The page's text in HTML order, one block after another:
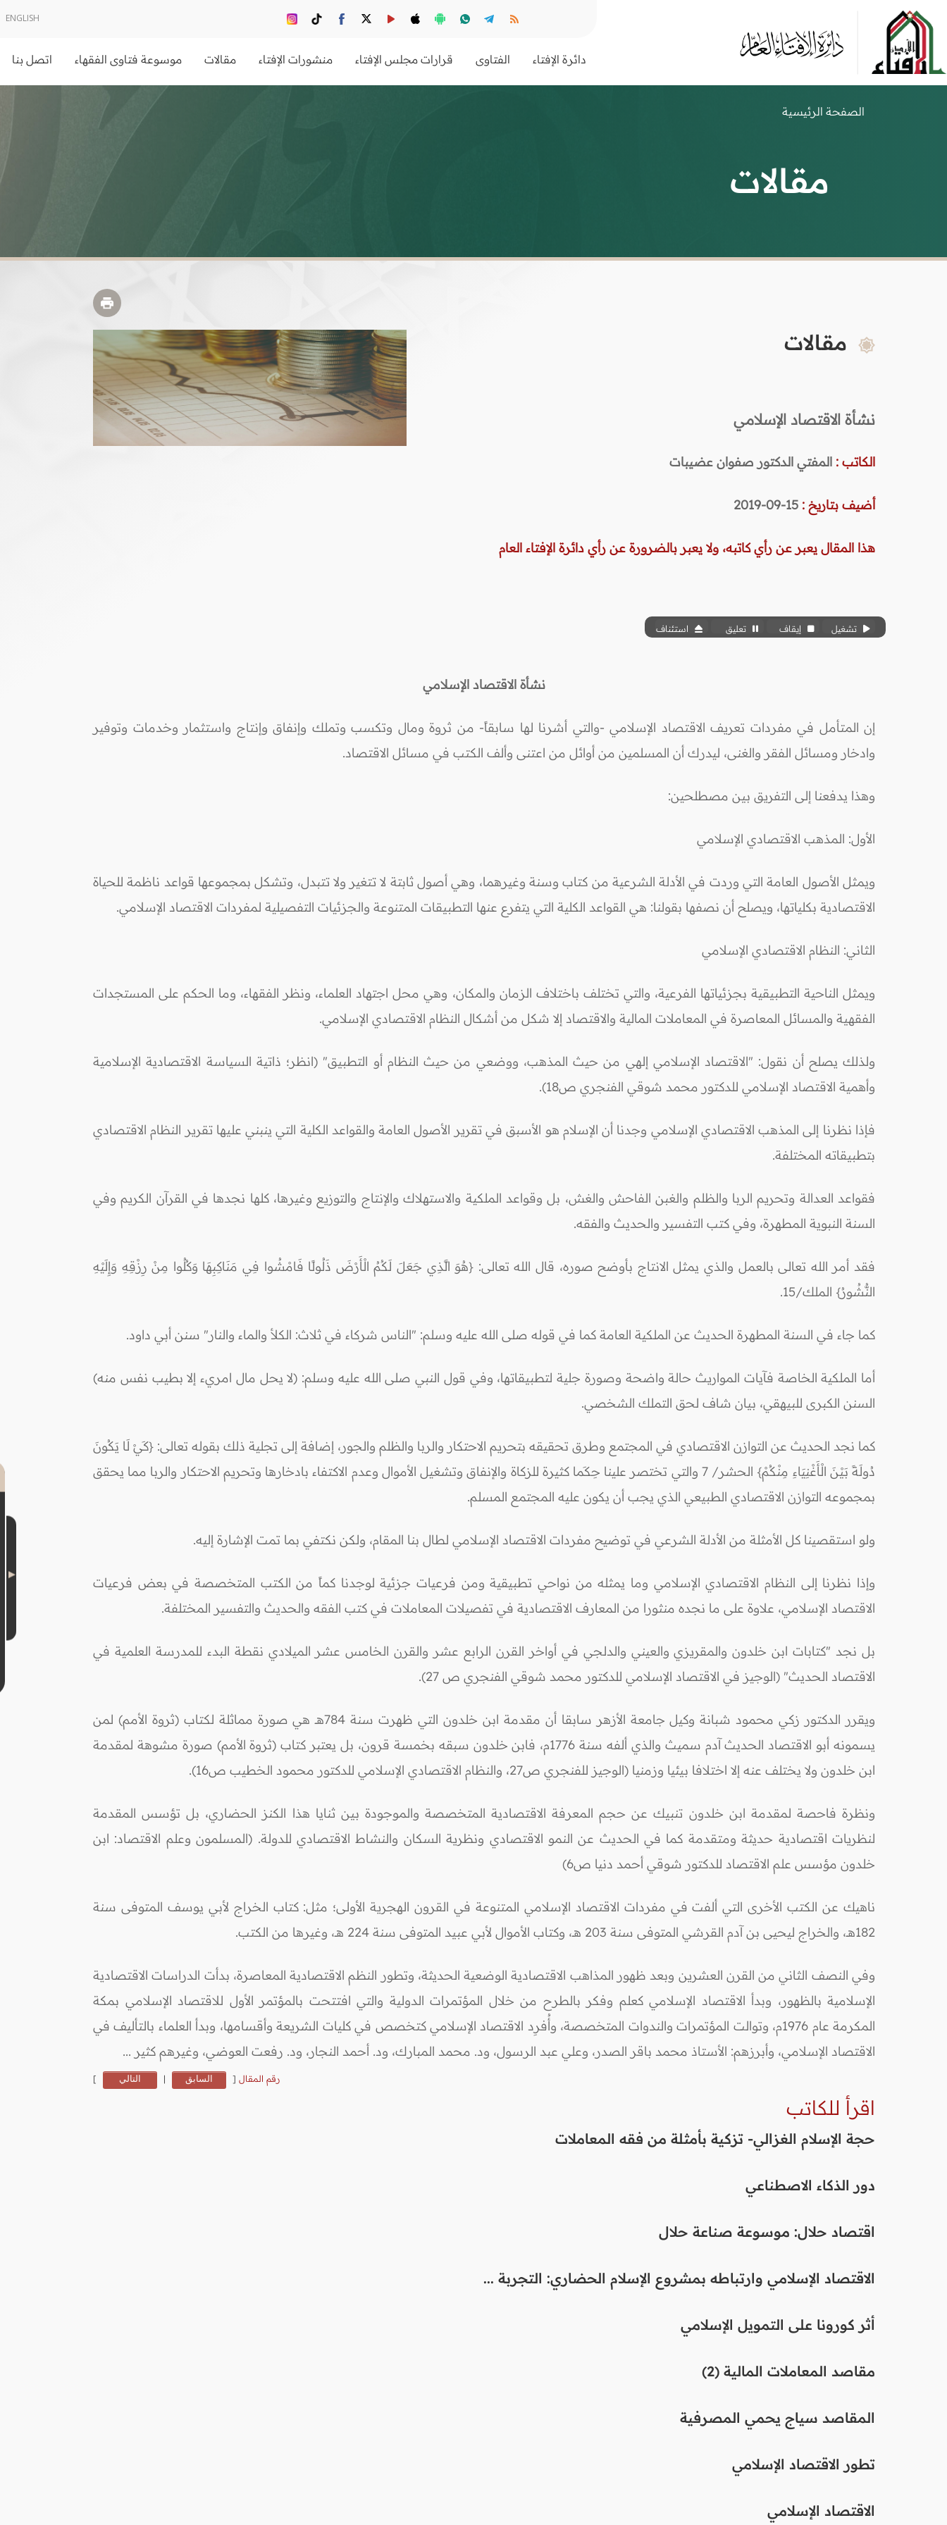
ENGLISH
دائرة الإفتاء الفتاوى قرارات مجلس الإفتاء منشورات الإفتاء مقالات موسوعة فتاوى الفقهاء اتصل بنا
الصفحة الرئيسية
مقالات
مقالات
نشأة الاقتصاد الإسلامي
الكاتب : المفتي الدكتور صفوان عضيبات
أضيف بتاريخ : 15-09-2019
هذا المقال يعبر عن رأي كاتبه، ولا يعبر بالضرورة عن رأي دائرة الإفتاء العام
تشغيل إيقاف تعليق استئناف
نشأة الاقتصاد الإسلامي
إن المتأمل في مفردات تعريف الاقتصاد الإسلامي -والتي أشرنا لها سابقاً- من ثروة ومال وتكسب وتملك وإنفاق وإنتاج واستثمار وخدمات وتوفير
وادخار ومسائل الفقر والغنى، ليدرك أن المسلمين من أوائل من اعتنى وألف الكتب في مسائل الاقتصاد.
وهذا يدفعنا إلى التفريق بين مصطلحين:
الأول: المذهب الاقتصادي الإسلامي
ويمثل الأصول العامة التي وردت في الأدلة الشرعية من كتاب وسنة وغيرهما، وهي أصول ثابتة لا تتغير ولا تتبدل، وتشكل بمجموعها قواعد ناظمة للحياة
الاقتصادية بكلياتها، ويصلح أن نصفها بقولنا: هي القواعد الكلية التي يتفرع عنها التطبيقات المتنوعة والجزئيات التفصيلية لمفردات الاقتصاد الإسلامي.
الثاني: النظام الاقتصادي الإسلامي
ويمثل الناحية التطبيقية بجزئياتها الفرعية، والتي تختلف باختلاف الزمان والمكان، وهي محل اجتهاد العلماء، ونظر الفقهاء، وما الحكم على المستجدات
الفقهية والمسائل المعاصرة في المعاملات المالية والاقتصاد إلا شكل من أشكال النظام الاقتصادي الإسلامي.
ولذلك يصلح أن نقول: "الاقتصاد الإسلامي إلهي من حيث المذهب، ووضعي من حيث النظام أو التطبيق" (انظر؛ ذاتية السياسة الاقتصادية الإسلامية
وأهمية الاقتصاد الإسلامي للدكتور محمد شوقي الفنجري ص18).
فإذا نظرنا إلى المذهب الاقتصادي الإسلامي وجدنا أن الإسلام هو الأسبق في تقرير الأصول العامة والقواعد الكلية التي ينبني عليها تقرير النظام الاقتصادي
بتطبيقاته المختلفة.
فقواعد العدالة وتحريم الربا والظلم والغبن الفاحش والغش، بل وقواعد الملكية والاستهلاك والإنتاج والتوزيع وغيرها، كلها نجدها في القرآن الكريم وفي
السنة النبوية المطهرة، وفي كتب التفسير والحديث والفقه.
فقد أمر الله تعالى بالعمل والذي يمثل الانتاج بأوضح صوره، قال الله تعالى: {هُوَ الَّذِي جَعَلَ لَكُمُ الْأَرْضَ ذَلُولًا فَامْشُوا فِي مَنَاكِبِهَا وَكُلُوا مِنْ رِزْقِهِ وَإِلَيْهِ
النُّشُورُ} الملك/15.
كما جاء في السنة المطهرة الحديث عن الملكية العامة كما في قوله صلى الله عليه وسلم: "الناس شركاء في ثلاث: الكلأ والماء والنار" سنن أبي داود.
أما الملكية الخاصة فآيات المواريث حالة واضحة وصورة جلية لتطبيقاتها، وفي قول النبي صلى الله عليه وسلم: (لا يحل مال امريء إلا بطيب نفس منه)
السنن الكبرى للبيهقي، بيان شاف لحق التملك الشخصي.
كما نجد الحديث عن التوازن الاقتصادي في المجتمع وطرق تحقيقه بتحريم الاحتكار والربا والظلم والجور، إضافة إلى تجلية ذلك بقوله تعالى: {كَيْ لَا يَكُونَ
دُولَةً بَيْنَ الْأَغْنِيَاءِ مِنْكُمْ} الحشر/ 7 والتي تختصر علينا حِكَما كثيرة للزكاة والإنفاق وتشغيل الأموال وعدم الاكتفاء بادخارها وتحريم الاحتكار والربا مما يحقق
بمجموعه التوازن الاقتصادي الطبيعي الذي يجب أن يكون عليه المجتمع المسلم.
ولو استقصينا كل الأمثلة من الأدلة الشرعي في توضيح مفردات الاقتصاد الإسلامي لطال بنا المقام، ولكن نكتفي بما تمت الإشارة إليه.
وإذا نظرنا إلى النظام الاقتصادي الإسلامي وما يمثله من نواحي تطبيقية ومن فرعيات جزئية لوجدنا كماً من الكتب المتخصصة في بعض فرعيات
الاقتصاد الإسلامي، علاوة على ما نجده منثورا من المعارف الاقتصادية في تفصيلات المعاملات في كتب الفقه والحديث والتفسير المختلفة.
بل نجد "كتابات ابن خلدون والمقريزي والعيني والدلجي في أواخر القرن الرابع عشر والقرن الخامس عشر الميلادي نقطة البدء للمدرسة العلمية في
الاقتصاد الحديث" (الوجيز في الاقتصاد الإسلامي للدكتور محمد شوقي الفنجري ص 27).
ويقرر الدكتور زكي محمود شبانة وكيل جامعة الأزهر سابقا أن مقدمة ابن خلدون التي ظهرت سنة 784هــ هي صورة مماثلة لكتاب (ثروة الأمم) لمن
يسمونه أبو الاقتصاد الحديث آدم سميث والذي ألفه سنة 1776م، فابن خلدون سبقه بخمسة قرون، بل يعتبر كتاب (ثروة الأمم) صورة مشوهة لمقدمة
ابن خلدون ولا يختلف عنه إلا اختلافا بيئيا وزمنيا (الوجيز للفنجري ص27، والنظام الاقتصادي الإسلامي للدكتور محمود الخطيب ص16).
ونظرة فاحصة لمقدمة ابن خلدون تنبيك عن حجم المعرفة الاقتصادية المتخصصة والموجودة بين ثنايا هذا الكنز الحضاري، بل تؤسس المقدمة
لنظريات اقتصادية حديثة ومتقدمة كما في الحديث عن النمو الاقتصادي ونظرية السكان والنشاط الاقتصادي للدولة. (المسلمون وعلم الاقتصاد: ابن
خلدون مؤسس علم الاقتصاد للدكتور شوقي أحمد دنيا ص6)
ناهيك عن الكتب الأخرى التي ألفت في مفردات الاقتصاد الإسلامي المتنوعة في القرون الهجرية الأولى؛ مثل: كتاب الخراج لأبي يوسف المتوفى سنة
182هــ، والخراج ليحيى بن آدم القرشي المتوفى سنة 203 هــ، وكتاب الأموال لأبي عبيد المتوفى سنة 224 هــ، وغيرها من الكتب.
وفي النصف الثاني من القرن العشرين وبعد ظهور المذاهب الاقتصادية الوضعية الحديثة، وتطور النظم الاقتصادية المعاصرة، بدأت الدراسات الاقتصادية
الإسلامية بالظهور، وبدأ الاقتصاد الإسلامي كعلم وفكر بالطرح من خلال المؤتمرات الدولية والتي افتتحت بالمؤتمر الأول للاقتصاد الإسلامي بمكة
المكرمة عام 1976م، وتوالت المؤتمرات والندوات المتخصصة، وأُفرِد الاقتصاد الإسلامي كتخصص في كليات الشريعة وأقسامها، وبدأ العلماء بالتأليف في
الاقتصاد الإسلامي، وأبرزهم: الأستاذ محمد باقر الصدر، وعلي عبد الرسول، ود. محمد المبارك، ود. أحمد النجار، ود. رفعت العوضي، وغيرهم كثير ...
رقم المقال [ السابق | التالي ]
اقرأ للكاتب
حجة الإسلام الغزالي- تزكية بأمثلة من فقه المعاملات
دور الذكاء الاصطناعي
اقتصاد حلال: موسوعة صناعة حلال
الاقتصاد الإسلامي وارتباطه بمشروع الإسلام الحضاري: التجربة ...
أثر كورونا على التمويل الإسلامي
مقاصد المعاملات المالية (2)
المقاصد سياج يحمي المصرفية
تطور الاقتصاد الإسلامي
الاقتصاد الإسلامي